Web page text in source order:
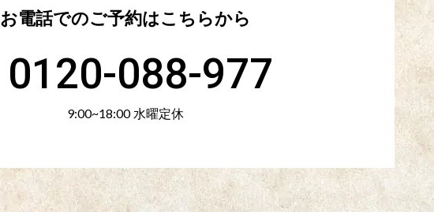
お電話でのご予約はこちらから
0120-088-977
9:00~18:00 水曜定休